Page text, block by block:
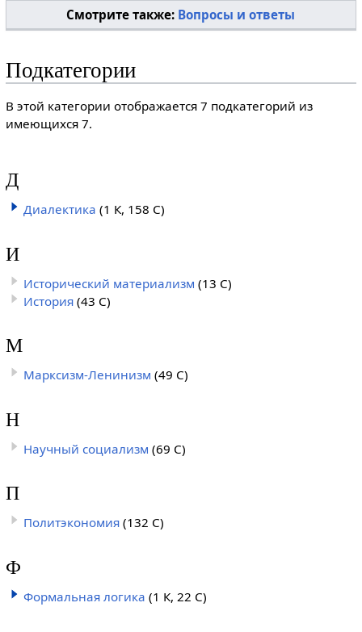
Смотрите также: Вопросы и ответы
Подкатегории
В этой категории отображается 7 подкатегорий из
имеющихся 7.
Д
Диалектика (1 К, 158 С)
И
Исторический материализм (13 С)
История (43 С)
М
Марксизм-Ленинизм (49 С)
Н
Научный социализм (69 С)
П
Политэкономия (132 С)
Ф
Формальная логика (1 К, 22 С)